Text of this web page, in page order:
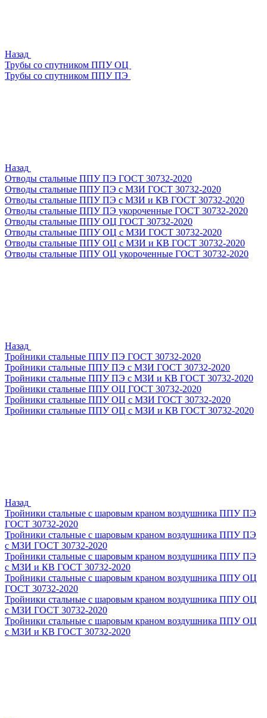
Назад
Трубы со спутником ППУ ОЦ
Трубы со спутником ППУ ПЭ
Назад
Отводы стальные ППУ ПЭ ГОСТ 30732-2020
Отводы стальные ППУ ПЭ с МЗИ ГОСТ 30732-2020
Отводы стальные ППУ ПЭ с МЗИ и КВ ГОСТ 30732-2020
Отводы стальные ППУ ПЭ укороченные ГОСТ 30732-2020
Отводы стальные ППУ ОЦ ГОСТ 30732-2020
Отводы стальные ППУ ОЦ с МЗИ ГОСТ 30732-2020
Отводы стальные ППУ ОЦ с МЗИ и КВ ГОСТ 30732-2020
Отводы стальные ППУ ОЦ укороченные ГОСТ 30732-2020
Назад
Тройники стальные ППУ ПЭ ГОСТ 30732-2020
Тройники стальные ППУ ПЭ с МЗИ ГОСТ 30732-2020
Тройники стальные ППУ ПЭ с МЗИ и КВ ГОСТ 30732-2020
Тройники стальные ППУ ОЦ ГОСТ 30732-2020
Тройники стальные ППУ ОЦ с МЗИ ГОСТ 30732-2020
Тройники стальные ППУ ОЦ с МЗИ и КВ ГОСТ 30732-2020
Назад
Тройники стальные с шаровым краном воздушника ППУ ПЭ
ГОСТ 30732-2020
Тройники стальные с шаровым краном воздушника ППУ ПЭ
с МЗИ ГОСТ 30732-2020
Тройники стальные с шаровым краном воздушника ППУ ПЭ
с МЗИ и КВ ГОСТ 30732-2020
Тройники стальные с шаровым краном воздушника ППУ ОЦ
ГОСТ 30732-2020
Тройники стальные с шаровым краном воздушника ППУ ОЦ
с МЗИ ГОСТ 30732-2020
Тройники стальные с шаровым краном воздушника ППУ ОЦ
с МЗИ и КВ ГОСТ 30732-2020